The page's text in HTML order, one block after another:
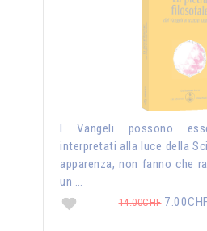
I Vangeli possono
interpretati alla luce della
apparenza, non fanno che
un …
14.00CHF